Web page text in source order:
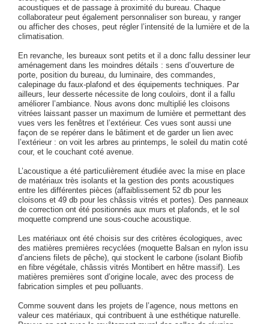
acoustiques et de passage à proximité du bureau. Chaque
collaborateur peut également personnaliser son bureau, y ranger
ou afficher des choses, peut régler l’intensité de la lumière et de la
climatisation.
En revanche, les bureaux sont petits et il a donc fallu dessiner leur
aménagement dans les moindres détails : sens d’ouverture de
porte, position du bureau, du luminaire, des commandes,
calepinage du faux-plafond et des équipements techniques. Par
ailleurs, leur desserte nécessite de long couloirs, dont il a fallu
améliorer l’ambiance. Nous avons donc multiplié les cloisons
vitrées laissant passer un maximum de lumière et permettant des
vues vers les fenêtres et l’extérieur. Ces vues sont aussi une
façon de se repérer dans le bâtiment et de garder un lien avec
l’extérieur : on voit les arbres au printemps, le soleil du matin coté
cour, et le couchant coté avenue.
L’acoustique a été particulièrement étudiée avec la mise en place
de matériaux très isolants et la gestion des ponts acoustiques
entre les différentes pièces (affaiblissement 52 db pour les
cloisons et 49 db pour les châssis vitrés et portes). Des panneaux
de correction ont été positionnés aux murs et plafonds, et le sol
moquette comprend une sous-couche acoustique.
Les matériaux ont été choisis sur des critères écologiques, avec
des matières premières recyclées (moquette Balsan en nylon issu
d’anciens filets de pêche), qui stockent le carbone (isolant Biofib
en fibre végétale, châssis vitrés Montibert en hêtre massif). Les
matières premières sont d’origine locale, avec des process de
fabrication simples et peu polluants.
Comme souvent dans les projets de l’agence, nous mettons en
valeur ces matériaux, qui contribuent à une esthétique naturelle.